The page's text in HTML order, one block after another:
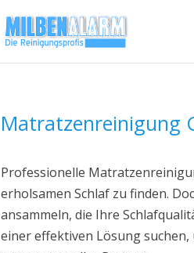
Matratzenreinigung
Professionelle
erholsamen Schlaf zu finden.
ansammeln, die Ihre
einer effektiven Lösung